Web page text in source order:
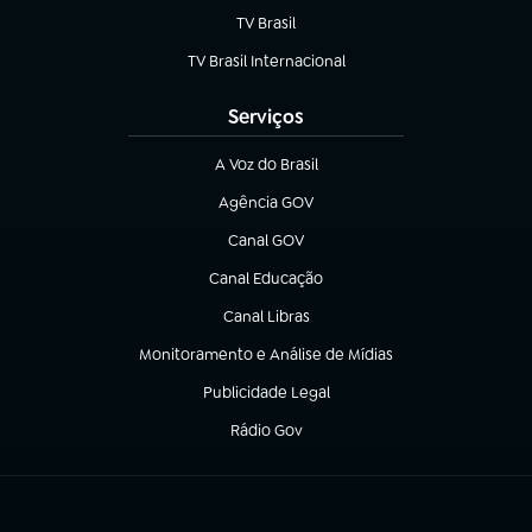
TV Brasil
(abre em nova aba)
TV Brasil Internacional
(abre em nova aba)
Serviços
A Voz do Brasil
(abre em nova aba)
Agência GOV
(abre em nova aba)
Canal GOV
(abre em nova aba)
Canal Educação
(abre em nova aba)
Canal Libras
(abre em nova aba)
Monitoramento e Análise de Mídias
(abre em nova aba)
Publicidade Legal
(abre em nova aba)
Rádio Gov
(abre em nova aba)